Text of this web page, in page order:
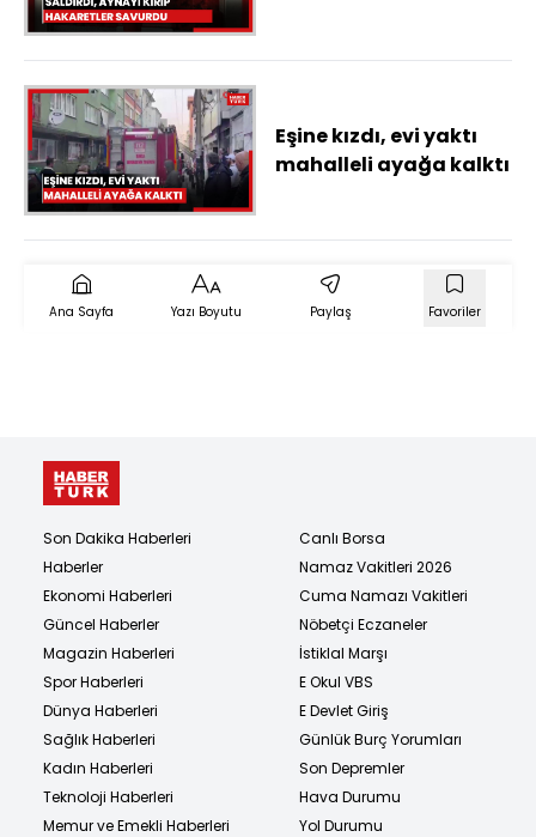
Eşine kızdı, evi yaktı
mahalleli ayağa kalktı
Ana Sayfa Yazı Boyutu Paylaş Favoriler
Son Dakika Haberleri
Haberler
Ekonomi Haberleri
Güncel Haberler
Magazin Haberleri
Spor Haberleri
Dünya Haberleri
Sağlık Haberleri
Kadın Haberleri
Teknoloji Haberleri
Memur ve Emekli Haberleri
Canlı Borsa
Namaz Vakitleri 2026
Cuma Namazı Vakitleri
Nöbetçi Eczaneler
İstiklal Marşı
E Okul VBS
E Devlet Giriş
Günlük Burç Yorumları
Son Depremler
Hava Durumu
Yol Durumu